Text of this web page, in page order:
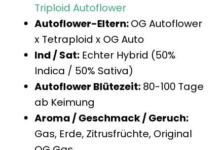
Triploid Autoflower
Autoflower-Eltern:OG Autoflower
x Tetraploid x OG Auto
Ind / Sat:Echter Hybrid (50%
Indica / 50% Sativa)
Autoflower Blütezeit:80-100 Tage
ab Keimung
Aroma / Geschmack / Geruch:
Gas, Erde, Zitrusfrüchte, Original